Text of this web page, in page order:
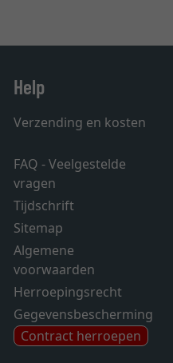
Help
Verzending en kosten
FAQ - Veelgestelde
vragen
Tijdschrift
Sitemap
Algemene
voorwaarden
Herroepingsrecht
Gegevensbescherming
Contract herroepen